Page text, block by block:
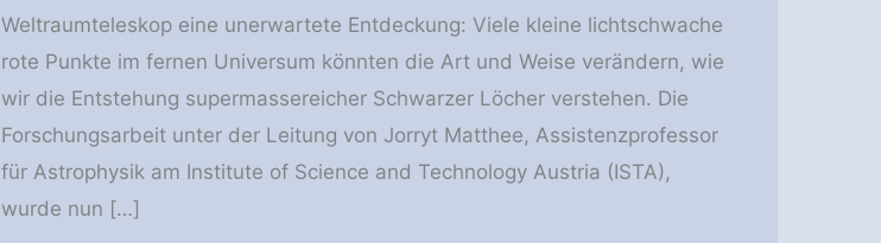
Weltraumteleskop eine unerwartete Entdeckung: Viele kleine lichtschwache
rote Punkte im fernen Universum könnten die Art und Weise verändern, wie
wir die Entstehung supermassereicher Schwarzer Löcher verstehen. Die
Forschungsarbeit unter der Leitung von Jorryt Matthee, Assistenzprofessor
für Astrophysik am Institute of Science and Technology Austria (ISTA),
wurde nun […]